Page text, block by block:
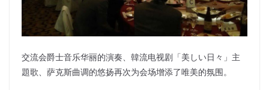
交流会爵士音乐华丽的演奏、韓流电视剧「美しい日々」主
題歌、萨克斯曲调的悠扬再次为会场增添了唯美的氛围。